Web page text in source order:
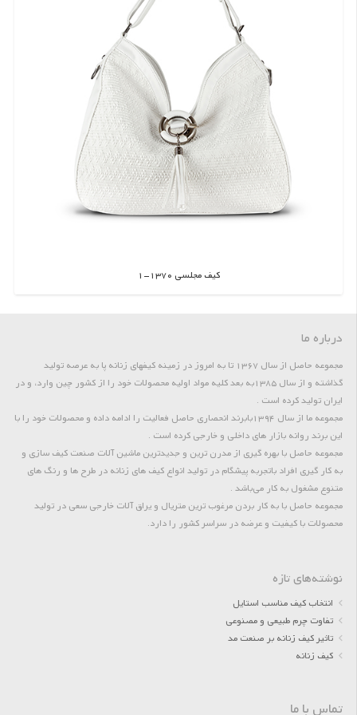
کیف مجلسی 1370-1
اطلاعات بیشتر
درباره ما
مجموعه حاصل از سال 1367 تا به امروز در زمینه کیفهای زنانه پا به عرصه تولید
گذاشته و از سال 1385به بعد کلیه مواد اولیه محصولات خود را از کشور چین وارد، و در
ایران تولید کرده است .
مجموعه ما از سال 1394بابرند انحصاری حاصل فعالیت را ادامه داده و محصولات خود را با
این برند روانه بازار های داخلی و خارجی کرده است .
مجموعه حاصل با بهره گیری از مدرن ترین و جدیدترین ماشین آلات صنعت کیف سازی و
به کار گیری افراد باتجربه پیشگام در تولید انواع کیف های زنانه در طرح ها و رنگ های
متنوع مشغول به کار می‌باشد .
مجموعه حاصل با به کار بردن مرغوب ترین متریال و یراق آلات خارجی سعی در تولید
محصولات با کیفیت و عرضه در سراسر کشور را دارد.
نوشته‌های تازه
انتخاب کیف مناسب استایل
تفاوت چرم طبیعی و مصنوعی
تاثیر کیف زنانه بر صنعت مد
کیف زنانه
تماس با ما